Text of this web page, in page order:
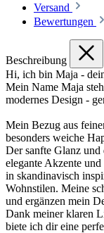
Versand
Bewertungen
Beschreibung
Hi, ich bin Maja -
Mein Name Maja
modernes Design -
Mein Bezug aus
besonders weiche
Der sanfte Glanz und
elegante Akzente
in skandinavisch
Wohnstilen. Meine
und ergänzen mein
Dank meiner klaren
biete ich dir eine